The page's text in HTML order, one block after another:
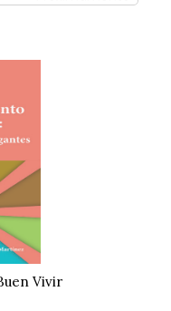
Vivir